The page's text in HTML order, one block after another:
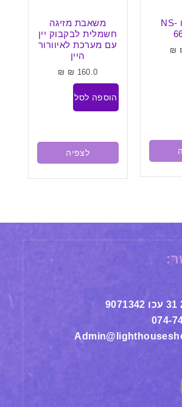
רדיו רטרו NS-
₪
משאבת מזיגה
חשמלית לבקבוק יין
עם מערכת לאיוורור
היין
160.0
₪
₪
הוספה לסל
לצפיה
074-